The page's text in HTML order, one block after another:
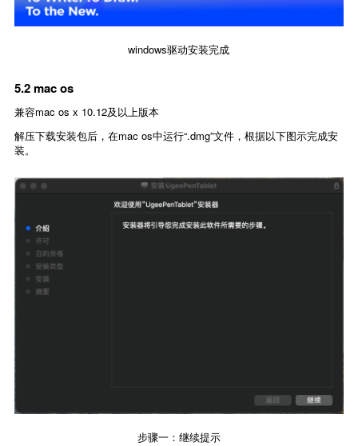
windows驱动安装完成
5.2 mac os
兼容mac os x 10.12及以上版本
解压下载安装包后，在mac os中运行“.dmg”文件，根据以下图示完成安
装。
步骤一：继续提示